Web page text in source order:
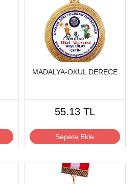
MADALYA-OKUL DERECE
55.13 TL
Sepete Ekle